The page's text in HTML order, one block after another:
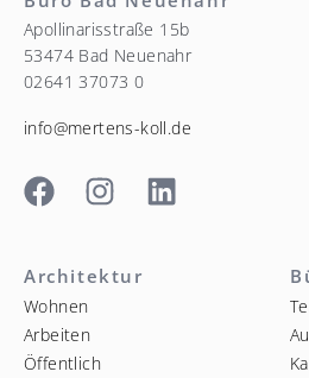
Apollinarisstraße 15b
53474 Bad Neuenahr
02641 37073 0
info@mertens-koll.de
Architektur
Wohnen
Arbeiten
Öffentlich